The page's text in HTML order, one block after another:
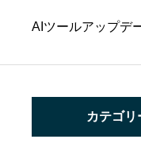
AIツールアップデ
カテゴリ